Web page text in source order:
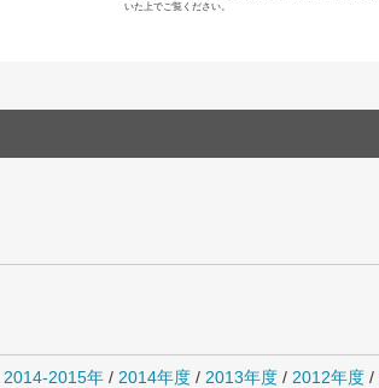
いた上でご覧ください。
2014-2015年 / 2014年度 / 2013年度 / 2012年度 /